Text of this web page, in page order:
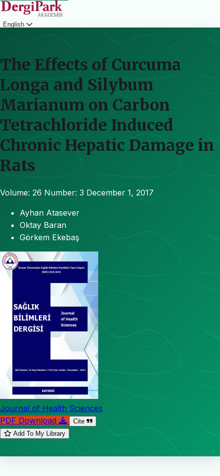
English
The Effects of Curcuma
Longa and Silybum
Marianum on Carbon
Tetrachloride Induced
Chronic Hepatic Damage in
Rats
Volume: 26 Number: 3 December 1, 2017
Ayhan Atasever
Oktay Baran
Görkem Ekebaş
Journal of Health Sciences
PDF Download
Cite
Add To My Library